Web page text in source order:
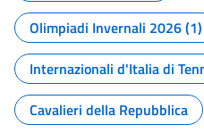
Olimpiadi Invernali 2026 (1)
Internazionali d'Italia di
Cavalieri della Repubblica